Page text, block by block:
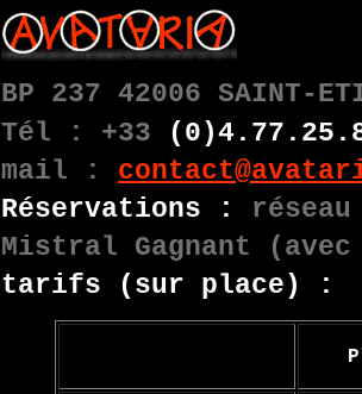
BP 237 42006 SAINT-
Tél : +33
mail :
Réservations :
réseau
Mistral Gagnant (avec
tarifs (sur place) :